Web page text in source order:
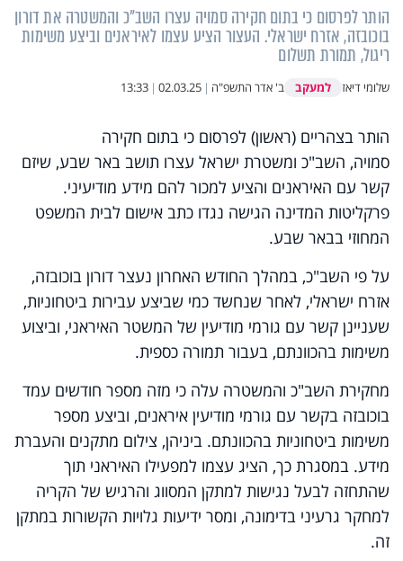
הותר לפרסום כי בתום חקירה סמויה עצרו השב"כ והמשטרה את דורון
בוכובזה, אזרח ישראלי. העצור הציע עצמו לאיראנים וביצע משימות
ריגול, תמורת תשלום
שלומי דיאז למעקב ב' אדר התשפ"ה |
02.03.25
|
13:33
הותר בצהריים (ראשון) לפרסום כי בתום חקירה
סמויה, השב"כ ומשטרת ישראל עצרו תושב באר שבע, שיזם
קשר עם האיראנים והציע למכור להם מידע מודיעיני.
פרקליטות המדינה הגישה נגדו כתב אישום לבית המשפט
המחוזי בבאר שבע.
על פי השב"כ, במהלך החודש האחרון נעצר דורון בוכובזה,
אזרח ישראלי, לאחר שנחשד כמי שביצע עבירות ביטחוניות,
שעניינן קשר עם גורמי מודיעין של המשטר האיראני, וביצוע
משימות בהכוונתם, בעבור תמורה כספית.
מחקירת השב"כ והמשטרה עלה כי מזה מספר חודשים עמד
בוכובזה בקשר עם גורמי מודיעין איראנים, וביצע מספר
משימות ביטחוניות בהכוונתם. ביניהן, צילום מתקנים והעברת
מידע. במסגרת כך, הציג עצמו למפעילו האיראני תוך
שהתחזה לבעל נגישות למתקן המסווג והרגיש של הקריה
למחקר גרעיני בדימונה, ומסר ידיעות גלויות הקשורות במתקן
זה.